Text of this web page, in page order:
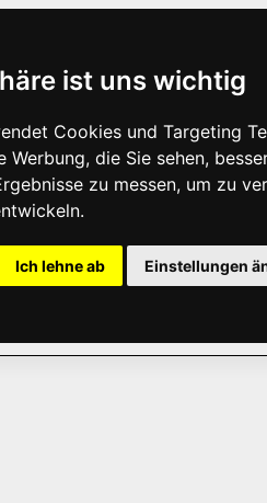
ist uns wichtig
Cookies und Targeting
Werbung, die Sie sehen,
zu messen, um zu
Ich lehne ab Einstellungen